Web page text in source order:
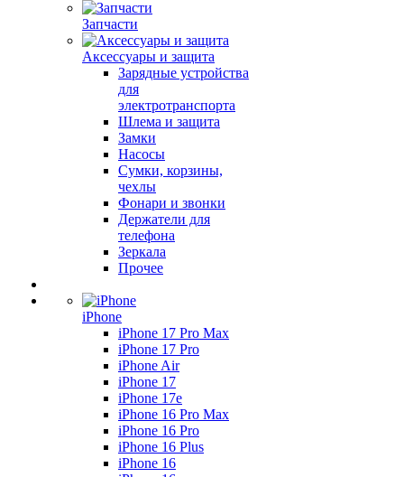
Запчасти
Аксессуары и защита
Зарядные устройства
для
электротранспорта
Шлема и защита
Замки
Насосы
Сумки, корзины,
чехлы
Фонари и звонки
Держатели для
телефона
Зеркала
Прочее
iPhone
iPhone 17 Pro Max
iPhone 17 Pro
iPhone Air
iPhone 17
iPhone 17e
iPhone 16 Pro Max
iPhone 16 Pro
iPhone 16 Plus
iPhone 16